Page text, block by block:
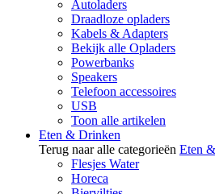
Autoladers
Draadloze opladers
Kabels & Adapters
Bekijk alle Opladers
Powerbanks
Speakers
Telefoon accessoires
USB
Toon alle artikelen
Eten & Drinken
Terug naar alle categorieën Eten
Flesjes Water
Horeca